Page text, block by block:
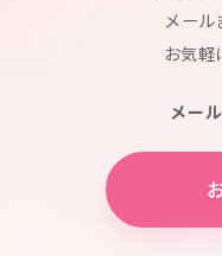
メール
お気軽
メー